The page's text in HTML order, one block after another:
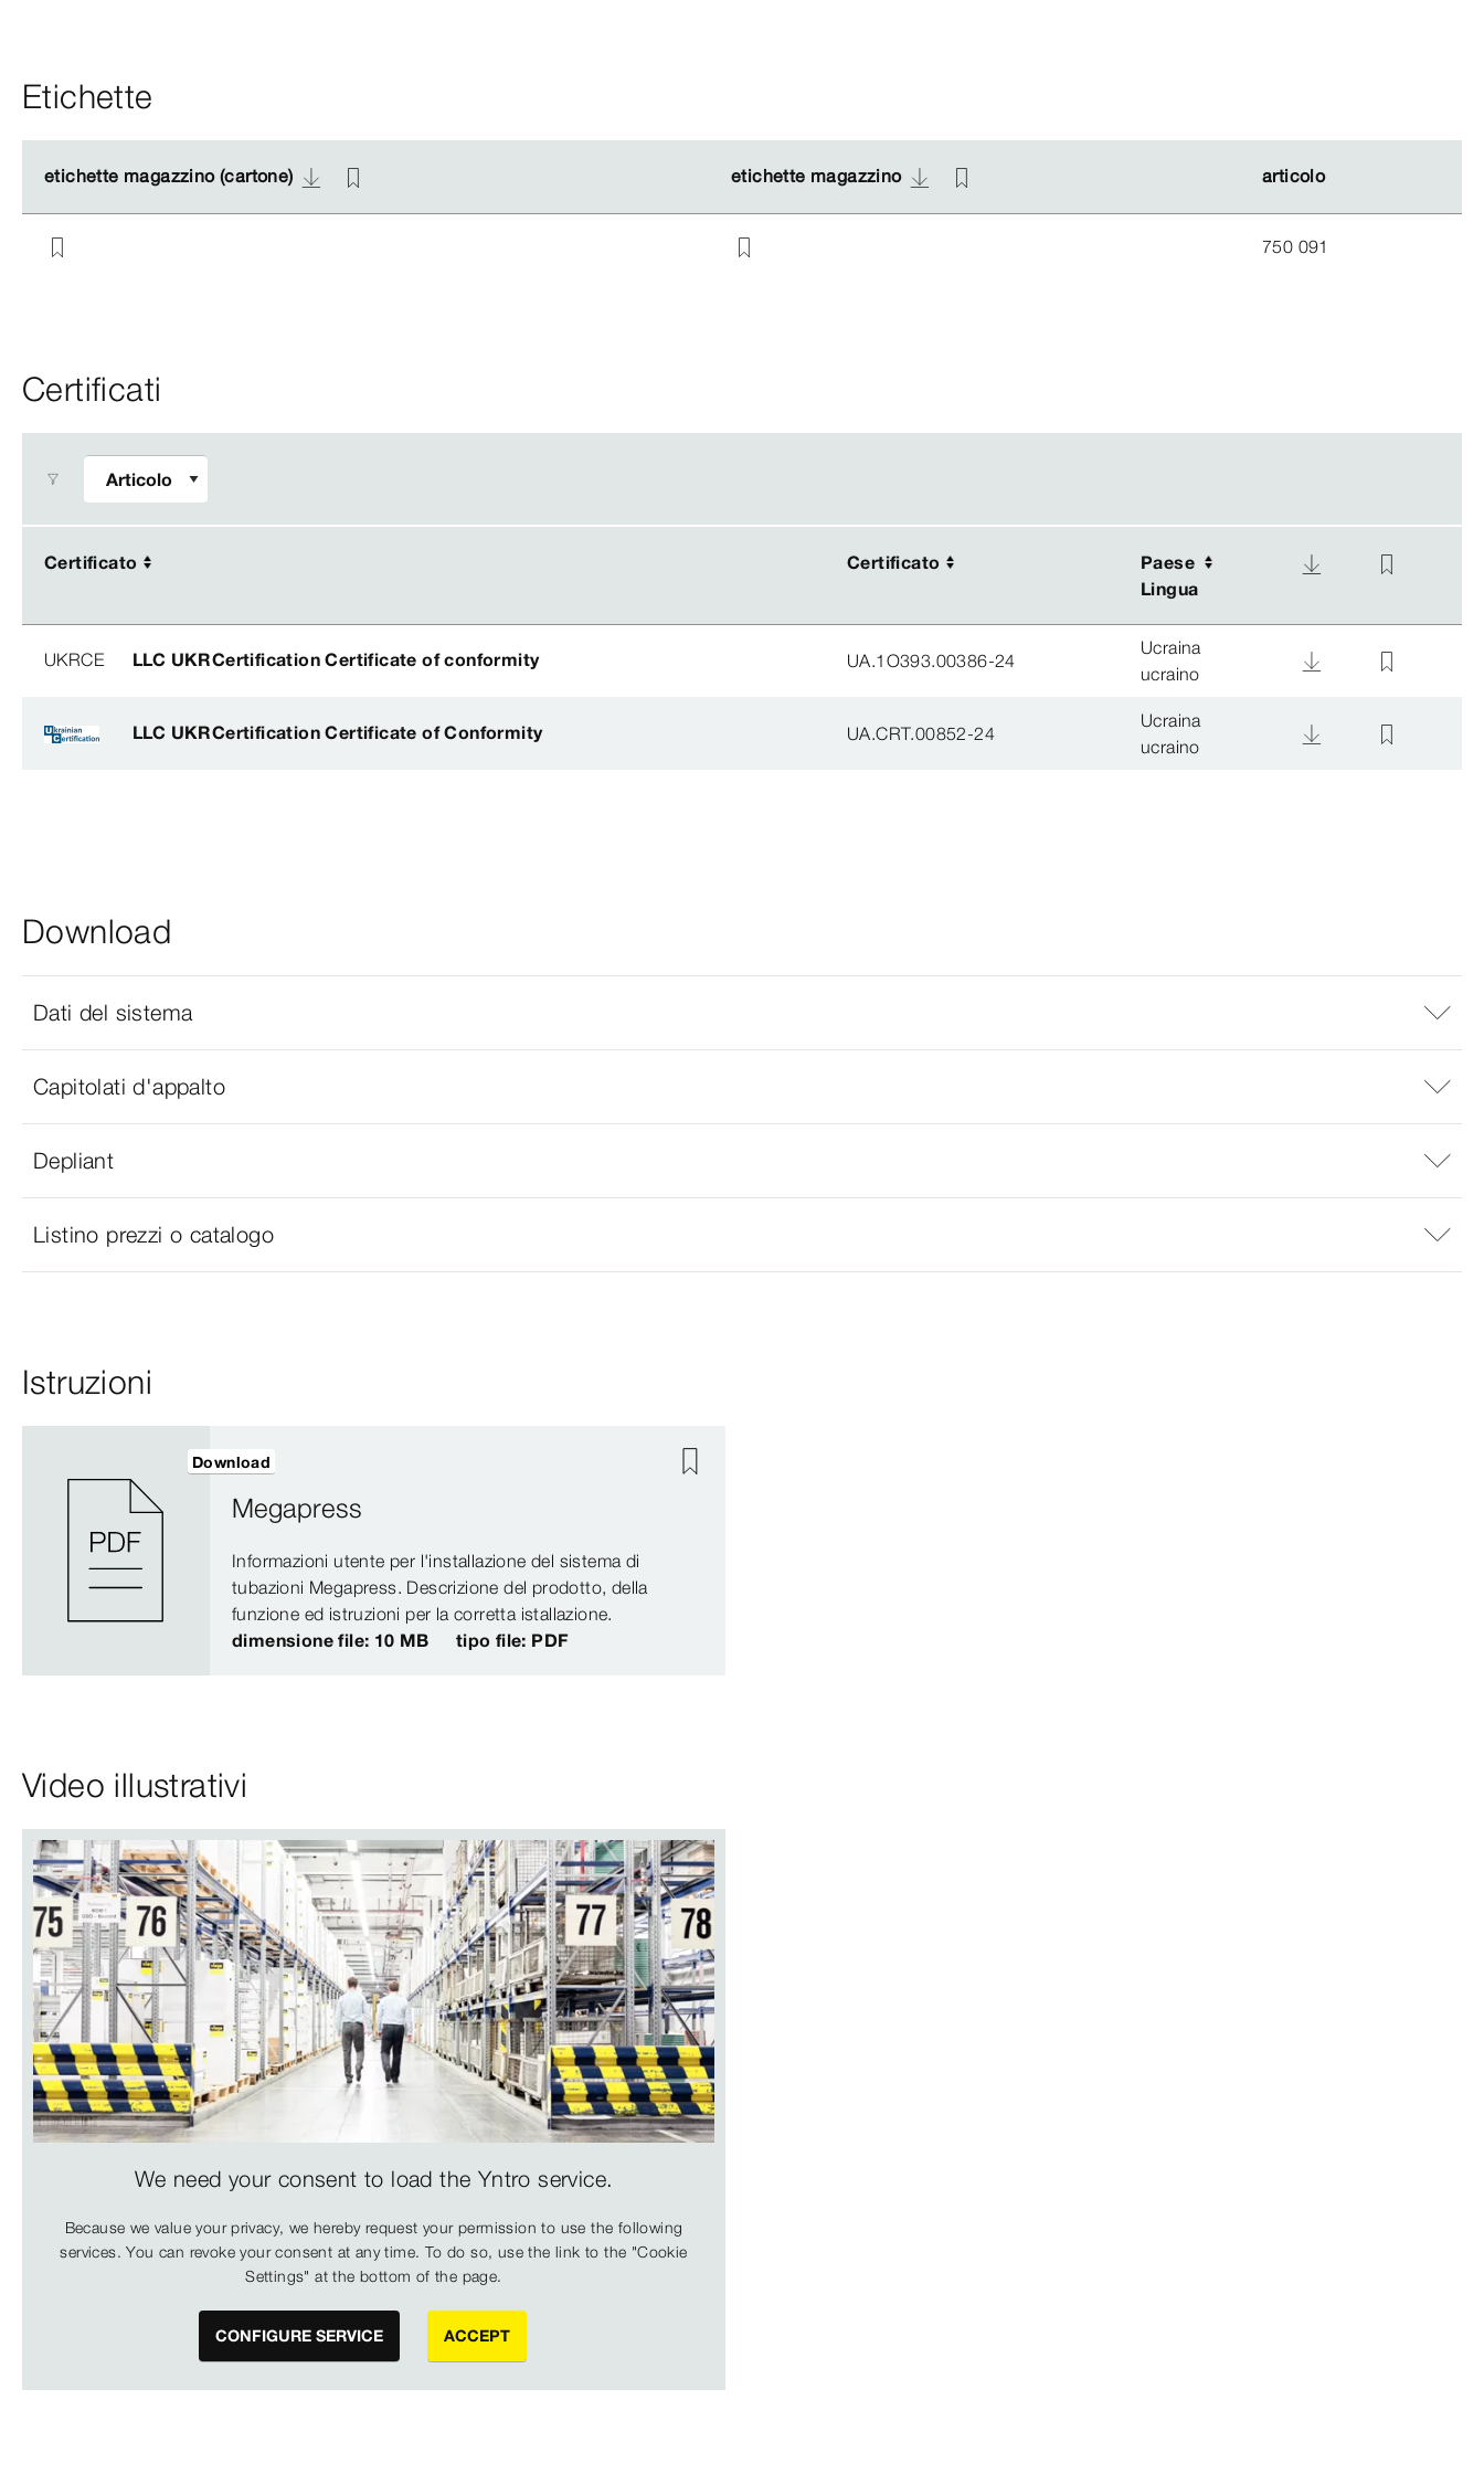
Etichette
etichette magazzino (cartone) etichette magazzino articolo
etichette magazzino (cartone) etichette magazzino articolo
750 091
Certificati
Certificato Certificato
Paese
Lingua
Certificato Certificato
Paese
Lingua
UKRCE LLC UKRCertification Certificate of conformity UA.1O393.00386-24
Ucraina
ucraino
LLC UKRCertification Certificate of Conformity UA.CRT.00852-24
Ucraina
ucraino
Download
Dati del sistema
Capitolati d'appalto
Depliant
Listino prezzi o catalogo
Istruzioni
Megapress
Informazioni utente per l'installazione del sistema di
tubazioni Megapress. Descrizione del prodotto, della
funzione ed istruzioni per la corretta istallazione.
dimensione file: 10 MB
tipo file: PDF
Download
Video illustrativi
We need your consent to load the Yntro service.
Because we value your privacy, we hereby request your permission to use the following
services. You can revoke your consent at any time. To do so, use the link to the "Cookie
Settings" at the bottom of the page.
CONFIGURE SERVICE ACCEPT